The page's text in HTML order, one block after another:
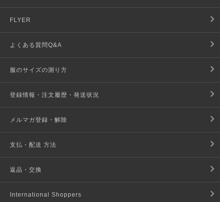
FLYER
よくある質問Q&A
服のサイズの測り方
登録情報・注文履歴・発送状況
メルマガ登録・解除
支払・配送 方法
返品・交換
International Shoppers